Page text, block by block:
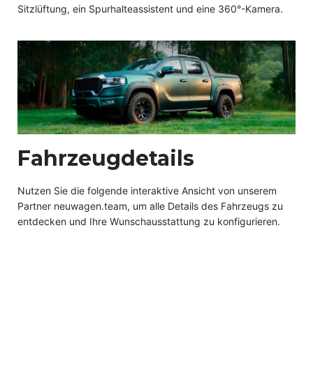
Sitzlüftung, ein Spurhalteassistent und eine 360°-Kamera.
Fahrzeugdetails
Nutzen Sie die folgende interaktive Ansicht von unserem
Partner neuwagen.team, um alle Details des Fahrzeugs zu
entdecken und Ihre Wunschausstattung zu konfigurieren.